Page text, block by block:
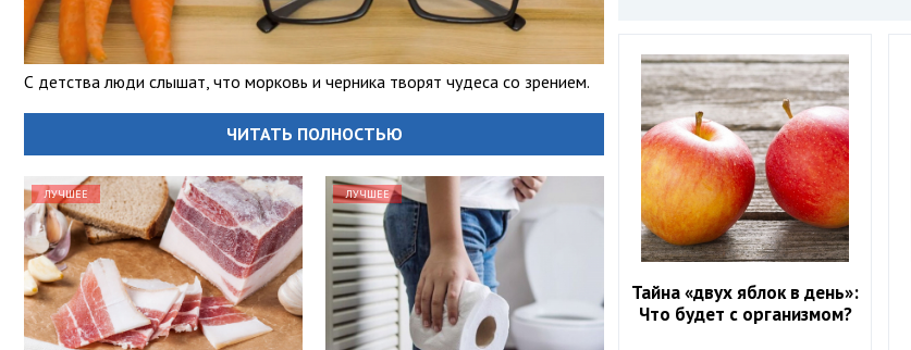
С детства люди слышат, что морковь и черника творят чудеса со зрением.
ЧИТАТЬ ПОЛНОСТЬЮ
ЛУЧШЕЕ ЛУЧШЕЕ
Тайна «двух яблок в день»:
Что будет с организмом?